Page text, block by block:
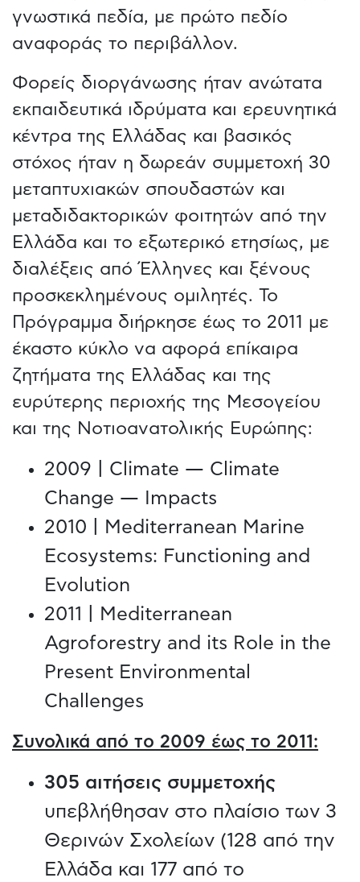
γνωστικά πεδία, με πρώτο πεδίο
αναφοράς το περιβάλλον.
Φορείς διοργάνωσης ήταν ανώτατα
εκπαιδευτικά ιδρύματα και ερευνητικά
κέντρα της Ελλάδας και βασικός
στόχος ήταν η δωρεάν συμμετοχή 30
μεταπτυχιακών σπουδαστών και
μεταδιδακτορικών φοιτητών από την
Ελλάδα και το εξωτερικό ετησίως, με
διαλέξεις από Έλληνες και ξένους
προσκεκλημένους ομιλητές. Το
Πρόγραμμα διήρκησε έως το 2011 με
έκαστο κύκλο να αφορά επίκαιρα
ζητήματα της Ελλάδας και της
ευρύτερης περιοχής της Μεσογείου
και της Νοτιοανατολικής Ευρώπης:
2009 | Climate — Climate
Change — Impacts
2010 | Mediterranean Marine
Ecosystems: Functioning and
Evolution
2011 | Mediterranean
Agroforestry and its Role in the
Present Environmental
Challenges
Συνολικά από το 2009 έως το 2011:
305 αιτήσεις συμμετοχής
υπεβλήθησαν στο πλαίσιο των 3
Θερινών Σχολείων (128 από την
Ελλάδα και 177 από το